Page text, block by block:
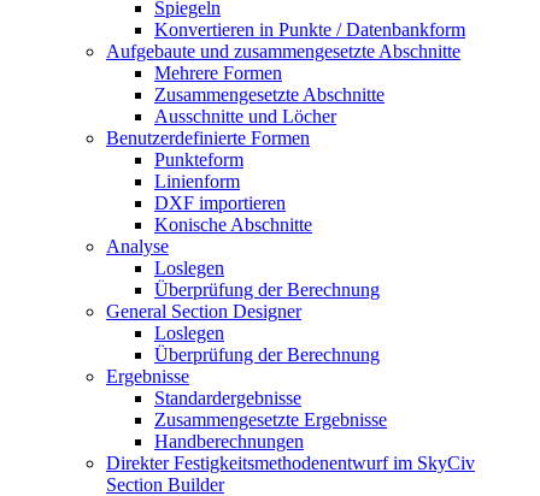
Spiegeln
Konvertieren in Punkte / Datenbankform
Aufgebaute und zusammengesetzte Abschnitte
Mehrere Formen
Zusammengesetzte Abschnitte
Ausschnitte und Löcher
Benutzerdefinierte Formen
Punkteform
Linienform
DXF importieren
Konische Abschnitte
Analyse
Loslegen
Überprüfung der Berechnung
General Section Designer
Loslegen
Überprüfung der Berechnung
Ergebnisse
Standardergebnisse
Zusammengesetzte Ergebnisse
Handberechnungen
Direkter Festigkeitsmethodenentwurf im SkyCiv
Section Builder